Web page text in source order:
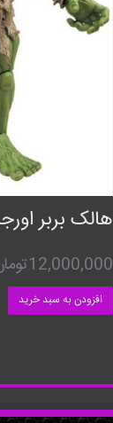
هالک بربر
12,000,000
افزودن به سبد خرید